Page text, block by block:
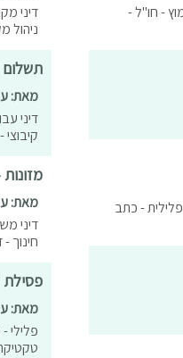
- חו"ל -
- כתב
דיני
ניהול
תשלום
מאת:
דיני
קיבוצי
מאת:
דיני
חינוך -
פסילת
מאת:
פלילי